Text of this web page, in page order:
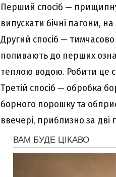
Перший спосіб —
випускати бічні пагони, на
Другий спосіб —
поливають до перших
теплою водою. Робити це
Третій спосіб — обробка
борного порошку та
ввечері, приблизно за дві